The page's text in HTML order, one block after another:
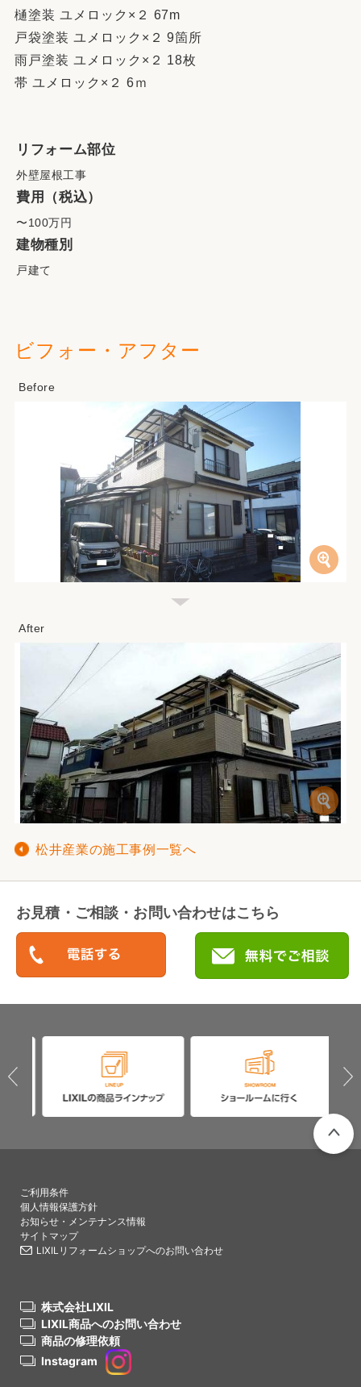
樋塗装 ユメロック×２ 67m
戸袋塗装 ユメロック×２ 9箇所
雨戸塗装 ユメロック×２ 18枚
帯 ユメロック×２ 6ｍ
リフォーム部位
外壁屋根工事
費用（税込）
〜100万円
建物種別
戸建て
ビフォー・アフター
松井産業の施工事例一覧へ
お見積・ご相談・お問い合わせはこちら
ご利用条件
個人情報保護方針
お知らせ・メンテナンス情報
サイトマップ
LIXILリフォームショップへのお問い合わせ
株式会社LIXIL
LIXIL商品へのお問い合わせ
商品の修理依頼
Instagram